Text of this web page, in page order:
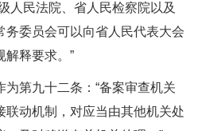
民法院、省人民检察院以及
务委员会可以向省人民代表大会
解释要求。”
第九十二条：“备案审查机关
联动机制，对应当由其他机关处